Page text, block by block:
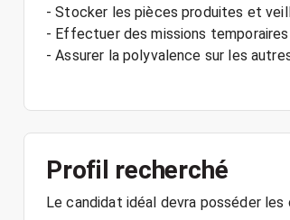
- Stocker les pièces produites et
- Effectuer des missions
- Assurer la polyvalence sur les
Profil recherché
Le candidat idéal devra posséder